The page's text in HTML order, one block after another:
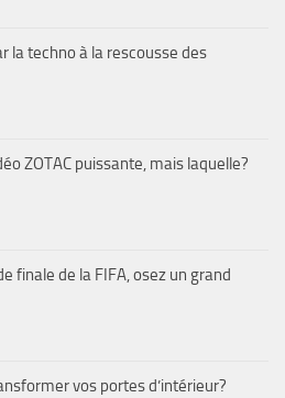
la techno à la rescousse des
ZOTAC puissante, mais laquelle?
finale de la FIFA, osez un grand
vos portes d’intérieur?